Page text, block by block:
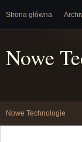
Strona główna
Nowe
Nowe Technologie